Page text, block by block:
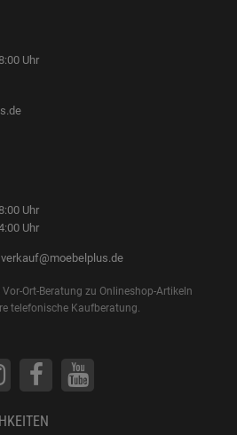
Uhr
Uhr
Uhr
verkauf@moebelplus.de
Ort-Beratung zu Onlineshop-Artikeln
telefonische Kaufberatung.